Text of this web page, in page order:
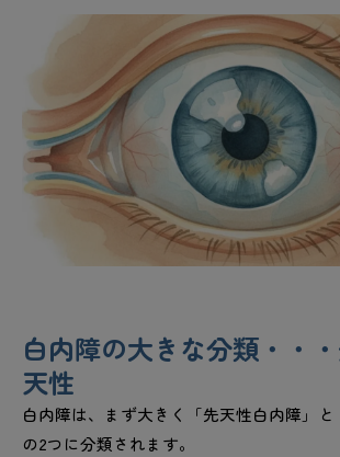
白内障の大きな分類・・
天性
白内障は、まず大きく「先天性白内障」と
の2つに分類されます。